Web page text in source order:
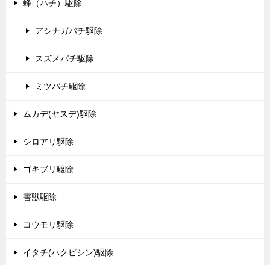
蜂（ハチ）駆除
アシナガバチ駆除
スズメバチ駆除
ミツバチ駆除
ムカデ(ヤスデ)駆除
シロアリ駆除
ゴキブリ駆除
害獣駆除
コウモリ駆除
イタチ(ハクビシン)駆除